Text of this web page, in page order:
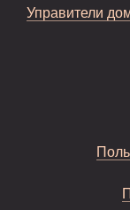
Управители